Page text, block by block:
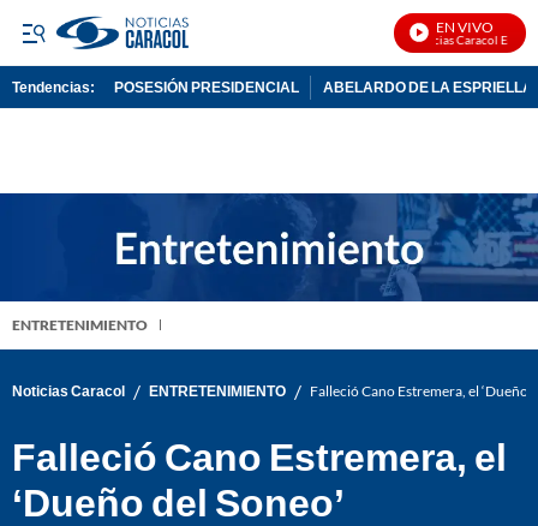
EN VIVO
Noticias Caracol En Vivo
Tendencias: POSESIÓN PRESIDENCIAL ABELARDO DE LA ESPRIELLA
ENTRETENIMIENTO
Noticias Caracol / ENTRETENIMIENTO / Falleció Cano Estremera, el ‘Dueño
Falleció Cano Estremera, el
‘Dueño del Soneo’